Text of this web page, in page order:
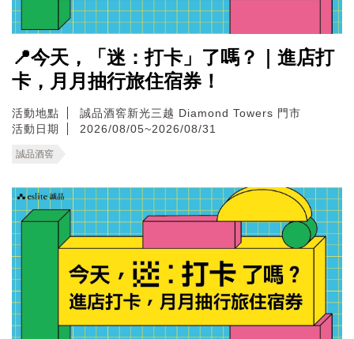
📍今天，「迷：打卡」了嗎？｜進店打
卡，月月抽行旅住宿券！
活動地點
誠品酒窖新光三越 Diamond Towers 門市
活動日期
2026/08/05~2026/08/31
誠品酒窖